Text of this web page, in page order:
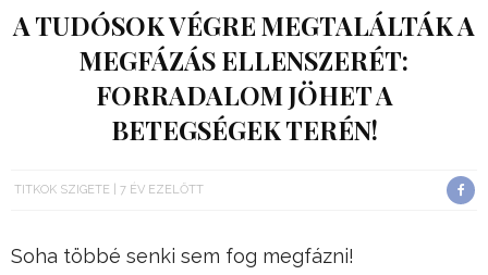
A TUDÓSOK VÉGRE MEGTALÁLTÁK A
MEGFÁZÁS ELLENSZERÉT:
FORRADALOM JÖHET A
BETEGSÉGEK TERÉN!
TITKOK SZIGETE 7 ÉV EZELŐTT
Soha többé senki sem fog megfázni!